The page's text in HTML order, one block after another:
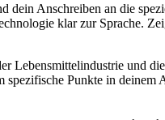
dein Anschreiben an die
klar zur Sprache.
Lebensmittelindustrie und
Punkte in